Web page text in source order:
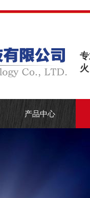
产品中心